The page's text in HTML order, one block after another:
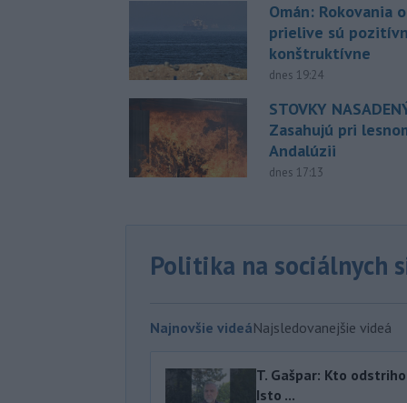
Omán: Rokovania
prielive sú
konštruktívne
dnes 19:24
STOVKY
Zasahujú pri
Andalúzii
dnes 17:13
Politika na sociálnych
Najnovšie videáNajsledovanejšie videá
T. Gašpar: Kto
Isto ...